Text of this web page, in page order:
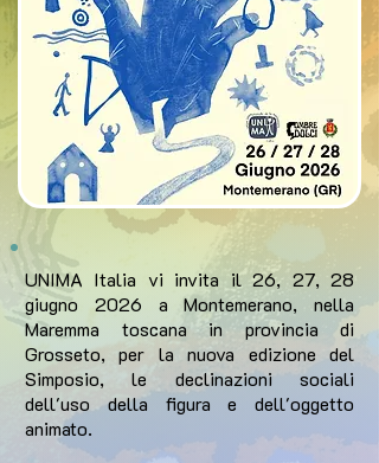
UNIMA Italia vi invita il 26, 27, 28
giugno 2026 a Montemerano, nella
Maremma toscana in provincia di
Grosseto, per la nuova edizione del
Simposio, le declinazioni sociali
dell'uso della figura e dell'oggetto
animato.